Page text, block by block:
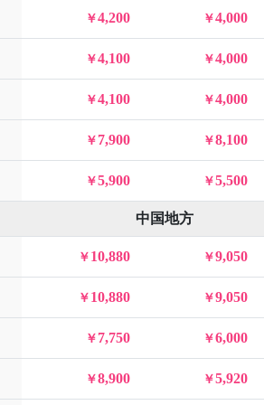
4,200 4,000
4,100 4,000
4,100 4,000
7,900 8,100
5,900 5,500
中国地方
10,880 9,050
10,880 9,050
7,750 6,000
8,900 5,920